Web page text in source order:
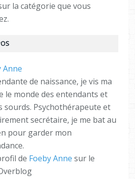
la catégorie que vous
de naissance, je vis ma
le monde des entendants et
sourds. Psychothérapeute et
secrétaire, je me bat au
pour garder mon
de Foeby Anne sur le